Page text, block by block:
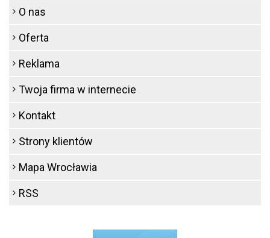
O nas
Oferta
Reklama
Twoja firma w internecie
Kontakt
Strony klientów
Mapa Wrocławia
RSS